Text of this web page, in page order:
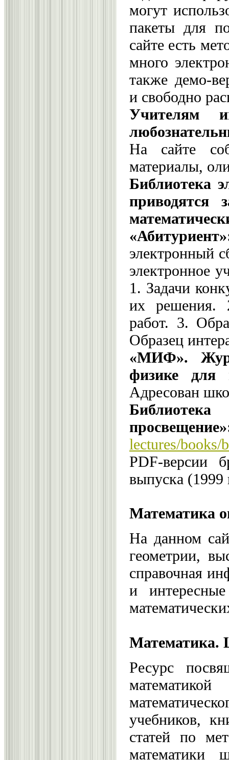
могут
пакеты для
сайте есть
много
также демо-
и свободно
Учителям
На сайте
материалы,
Библиотека
электронный
электронное
1. Задачи
их решения.
работ. 3.
Образец
«МИФ».
физике для
Адресован
lectures/books/
PDF-версии
выпуска (1999
Математика
На данном
геометрии,
справочная
и
Математика.
Ресурс
учебников,
статей по